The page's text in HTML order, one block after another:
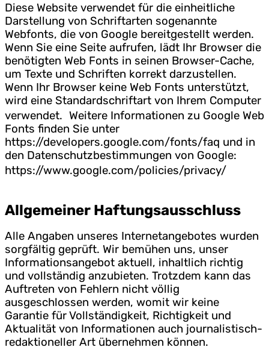
Diese Website verwendet für die einheitliche
Darstellung von Schriftarten sogenannte
Webfonts, die von Google bereitgestellt werden.
Wenn Sie eine Seite aufrufen, lädt Ihr Browser die
benötigten Web Fonts in seinen Browser-Cache,
um Texte und Schriften korrekt darzustellen.
Wenn Ihr Browser keine Web Fonts unterstützt,
wird eine Standardschriftart von Ihrem Computer
verwendet. Weitere Informationen zu Google Web
Fonts finden Sie unter
https://developers.google.com/fonts/faq und in
den Datenschutzbestimmungen von Google:
https://www.google.com/policies/privacy/
Allgemeiner Haftungsausschluss
Alle Angaben unseres Internetangebotes wurden
sorgfältig geprüft. Wir bemühen uns, unser
Informationsangebot aktuell, inhaltlich richtig
und vollständig anzubieten. Trotzdem kann das
Auftreten von Fehlern nicht völlig
ausgeschlossen werden, womit wir keine
Garantie für Vollständigkeit, Richtigkeit und
Aktualität von Informationen auch journalistisch-
redaktioneller Art übernehmen können.